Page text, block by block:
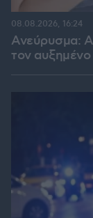
Ανεύρυσμα:
τον αυξημένο
08.08.2026, 16:24